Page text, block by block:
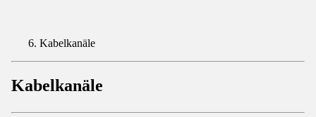
Kabelkanäle
Kabelkanäle